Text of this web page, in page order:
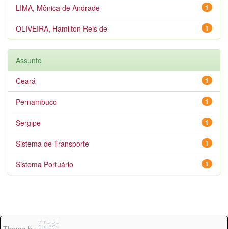
1
LIMA, Mônica de Andrade
1
OLIVEIRA, Hamilton Reis de
Assunto
1
Ceará
1
Pernambuco
1
Sergipe
1
Sistema de Transporte
1
Sistema Portuário